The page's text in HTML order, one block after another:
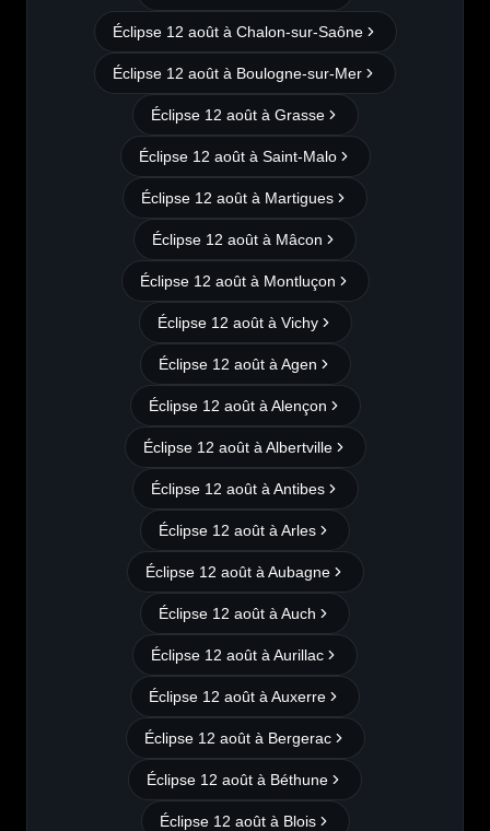
Éclipse 12 août à Chalon-sur-Saône
Éclipse 12 août à Boulogne-sur-Mer
Éclipse 12 août à Grasse
Éclipse 12 août à Saint-Malo
Éclipse 12 août à Martigues
Éclipse 12 août à Mâcon
Éclipse 12 août à Montluçon
Éclipse 12 août à Vichy
Éclipse 12 août à Agen
Éclipse 12 août à Alençon
Éclipse 12 août à Albertville
Éclipse 12 août à Antibes
Éclipse 12 août à Arles
Éclipse 12 août à Aubagne
Éclipse 12 août à Auch
Éclipse 12 août à Aurillac
Éclipse 12 août à Auxerre
Éclipse 12 août à Bergerac
Éclipse 12 août à Béthune
Éclipse 12 août à Blois